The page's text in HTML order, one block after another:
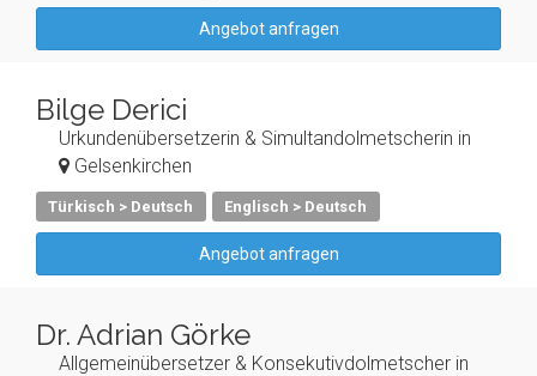
Angebot anfragen
Bilge Derici
Urkundenübersetzerin & Simultandolmetscherin in
Gelsenkirchen
Türkisch > Deutsch Englisch > Deutsch
Angebot anfragen
Dr. Adrian Görke
Allgemeinübersetzer & Konsekutivdolmetscher in